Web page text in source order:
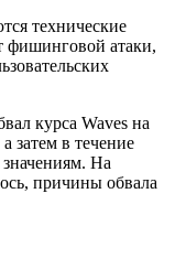
технические
фишинговой атаки,
курса Waves на
затем в течение
На
причины обвала